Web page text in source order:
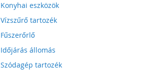
Konyhai eszközök
Vízszűrő tartozék
Fűszerőrlő
Időjárás állomás
Szódagép tartozék